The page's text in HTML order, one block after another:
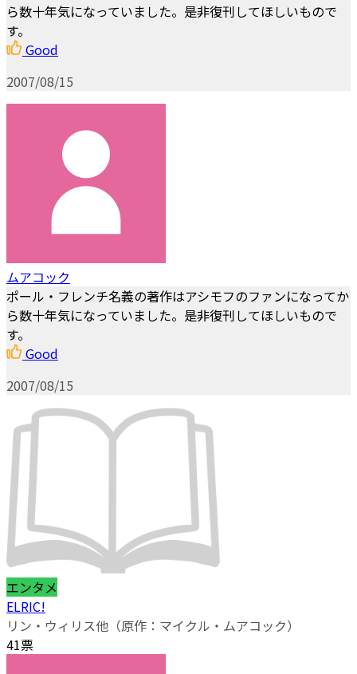
ら数十年気になっていました。是非復刊してほしいもので
す。
Good
2007/08/15
ムアコック
ポール・フレンチ名義の著作はアシモフのファンになってか
ら数十年気になっていました。是非復刊してほしいもので
す。
Good
2007/08/15
エンタメ
ELRIC!
リン・ウィリス他（原作：マイクル・ムアコック）
41票